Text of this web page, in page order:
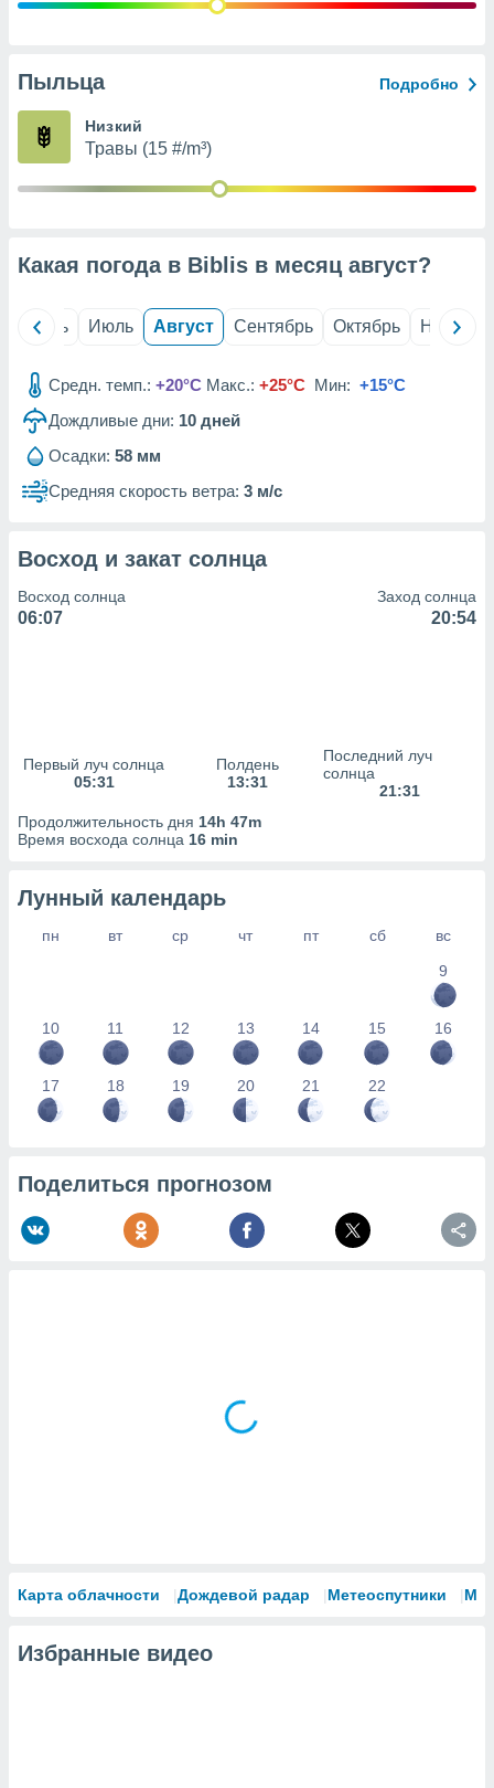
рекламы
сведения
Пыльца Подробно
Низкий
Травы (15 #/m³)
Какая погода в Biblis в месяц август?
Июнь Июль Август Сентябрь Октябрь Ноябрь
Средн. темп.: +20°C Макс.: +25°C Мин: +15°C
Дождливые дни: 10 дней
Осадки: 58 мм
Средняя скорость ветра: 3 м/с
Восход и закат солнца
Восход солнца
06:07
Заход солнца
20:54
Первый луч солнца
05:31
Полдень
13:31
Последний луч
солнца
21:31
Продолжительность дня 14h 47m
Время восхода солнца 16 min
Лунный календарь
пн вт ср чт пт сб
вс
9
10 11 12 13 14 15 16
17 18 19 20 21 22
Поделиться прогнозом
Карта облачности Дождевой радар Метеоспутники
Избранные видео